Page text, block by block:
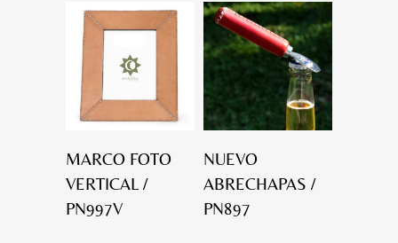
MARCO FOTO
VERTICAL /
PN997V
NUEVO
ABRECHAPAS /
PN897